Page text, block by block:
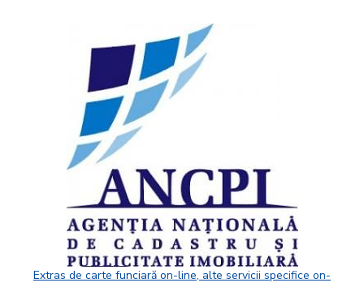
Extras de carte funciară on-line, alte servicii specifice on-